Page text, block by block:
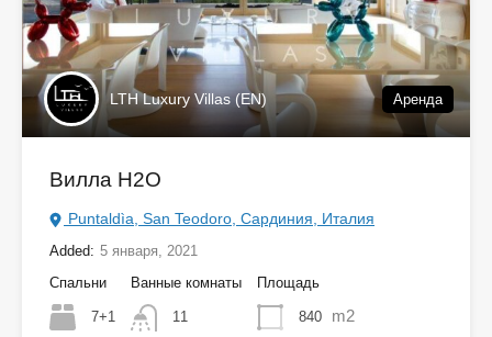
LTH Luxury Villas (EN) Аренда
Вилла H2O
Puntaldìa, San Teodoro, Сардиния, Италия
Added: 5 января, 2021
Спальни
7+1
Ванные комнаты
11
Площадь
840 m2